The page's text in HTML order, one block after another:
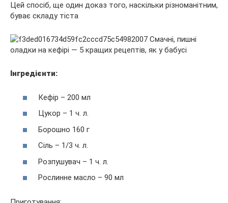
Цей спосіб, ще один доказ того, наскільки різноманітним,
буває складу тіста
Інгредієнти:
Кефір – 200 мл
Цукор – 1 ч. л.
Борошно 160 г
Сіль – 1/3 ч. л.
Розпушувач – 1 ч. л.
Рослинне масло – 90 мл